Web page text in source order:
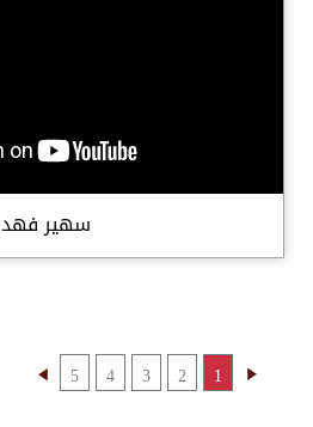
سهير فهد
1
2
3
4
5